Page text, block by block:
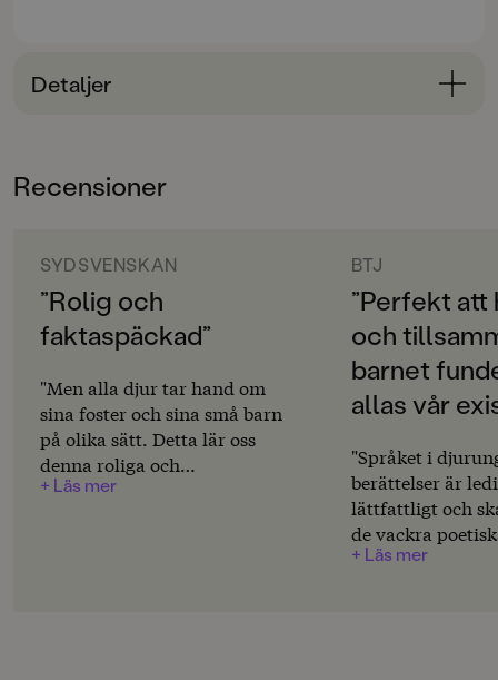
Den lilla sjöhästen beskriver hur det var att komma ut
med sig av livet som adopterad i en kattfamilj.
författare till ett flertal barnböcker för olika åldrar.
Bakom de ljuvliga bilderna står serietecknaren och
bilderbokskonstnären Matilda Ruta.
Detaljer
3-6
Svenska
SPRÅK
Svenska
PUBLICERINGSDATUM
2023-08-11
Produktion
PAPPER
Recensioner
SYDSVENSKAN
”Rolig och
faktaspäckad”
"Men alla djur tar hand om
sina foster och sina små barn
på olika sätt. Detta lär oss
denna roliga och
faktaspäckade bok genom
+ Läs mer
BTJ
”Perfekt att
och
barnet
allas vår
"Språket i
berättelser är
lättfattligt och
de vackra
genast
+ Läs mer